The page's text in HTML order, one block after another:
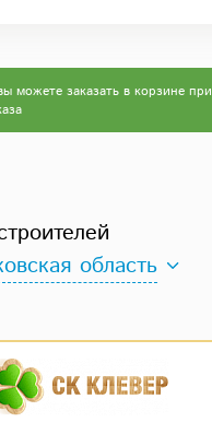
можете заказать в корзине при
область